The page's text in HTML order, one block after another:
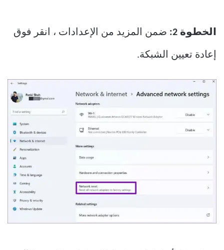
الخطوة 2: ضمن المزيد من الإعدادات ، انقر فوق
إعادة تعيين الشبكة.